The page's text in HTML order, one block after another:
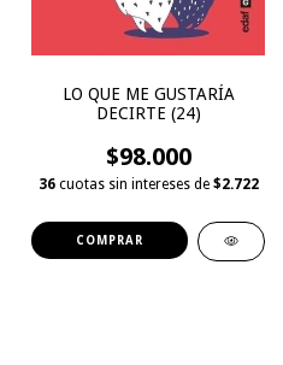
LO QUE ME GUSTARÍA
DECIRTE (24)
$98.000
36 cuotas sin intereses de $2.722